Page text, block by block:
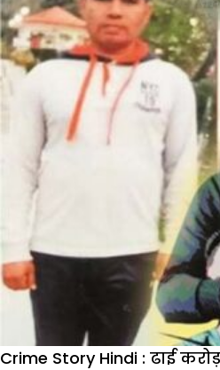
Crime Story Hindi : ढाई